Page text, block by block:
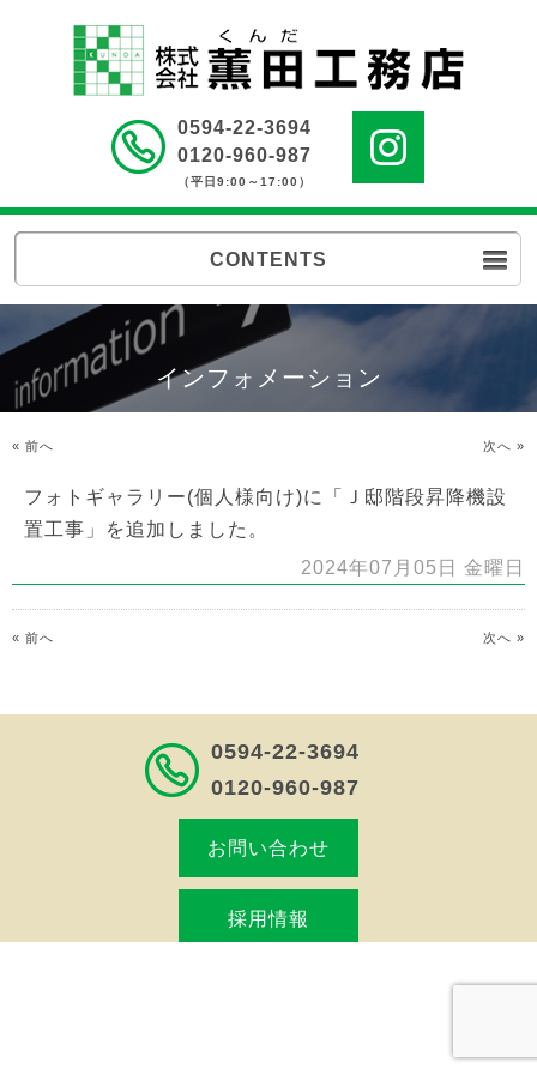
0594-22-3694
0120-960-987
（平日9:00～17:00）
CONTENTS
インフォメーション
« 前へ 次へ »
フォトギャラリー(個人様向け)に「Ｊ邸階段昇降機設
置工事」を追加しました。
2024年07月05日 金曜日
« 前へ 次へ »
0594-22-3694
0120-960-987
お問い合わせ
採用情報